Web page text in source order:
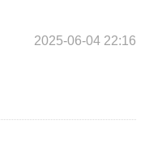
2025-06-04 22:16